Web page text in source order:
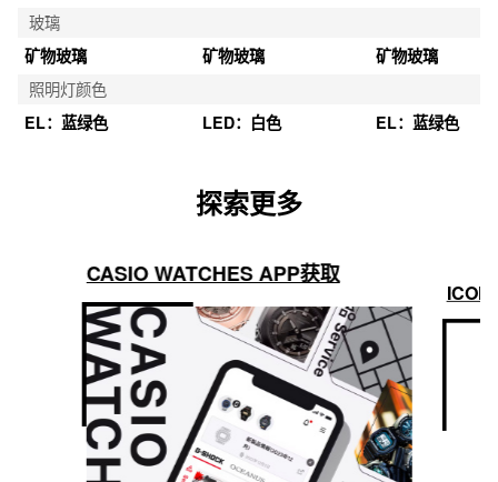
玻璃
矿物玻璃
矿物玻璃
矿物玻璃
照明灯颜色
EL：蓝绿色
LED：白色 EL：蓝绿色
探索更多
CASIO WATCHES APP获取